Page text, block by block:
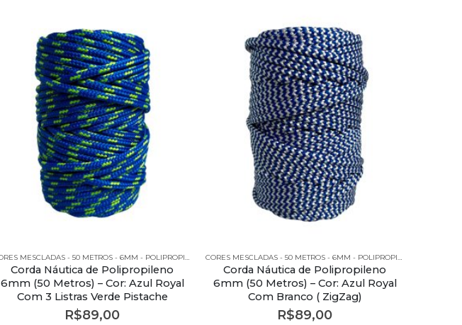
CORES MESCLADAS - 50 METROS - 6MM - POLIPROPILENO
Corda Náutica de Polipropileno
6mm (50 Metros) – Cor: Azul Royal
Com 3 Listras Verde Pistache
R$89,00
CORES MESCLADAS - 50 METROS - 6MM - POLIPROPILENO
Corda Náutica de Polipropileno
6mm (50 Metros) – Cor: Azul Royal
Com Branco ( ZigZag)
R$89,00